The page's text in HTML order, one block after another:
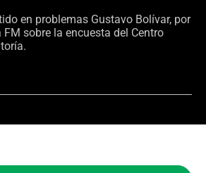
en problemas Gustavo Bolívar, por
sobre la encuesta del Centro